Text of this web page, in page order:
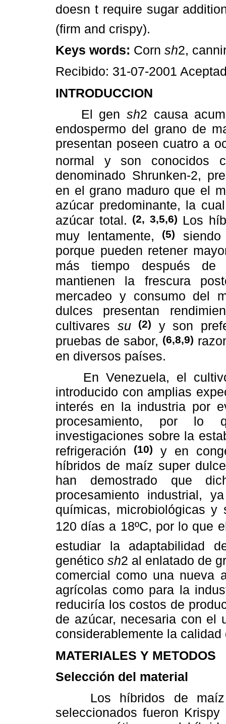
doesn t require sugar
(firm and crispy).
Keys words: Corn sh2,
Recibido: 31-07-2001
INTRODUCCION
El gen sh2 causa
endospermo del grano de
presentan poseen cuatro a
normal y son conocidos
denominado Shrunken-2,
en el grano maduro que el
azúcar predominante, la
azúcar total. (2, 3,5,6) Los
muy lentamente,
(5)
porque pueden retener
más tiempo después de
mantienen la frescura
mercadeo y consumo del
dulces presentan
cultivares su (2)
y son
pruebas de sabor, (6,8,9)
en diversos países.
En Venezuela, el
introducido con amplias
interés en la industria por
procesamiento, por lo
investigaciones sobre la
refrigeración
(10)
y en
híbridos de maíz super
han demostrado que
procesamiento industrial,
químicas, microbiológicas
120 días a 18ºC, por lo
estudiar la adaptabilidad
genético sh2 al enlatado de
comercial como una nueva
agrícolas como para la
reduciría los costos de
de azúcar, necesaria con el
considerablemente la calidad
MATERIALES Y METODOS
Selección del material
Los híbridos de maíz
seleccionados fueron